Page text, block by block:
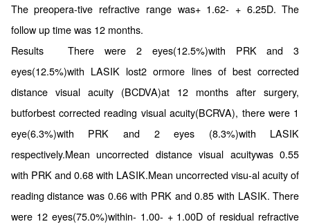
The preopera-tive refractive range was+ 1.62- + 6.25D. The
follow up time was 12 months.
Results There were 2 eyes(12.5%)with PRK and 3
eyes(12.5%)with LASIK lost2 ormore lines of best corrected
distance visual acuity (BCDVA)at 12 months after surgery,
butforbest corrected reading visual acuity(BCRVA), there were 1
eye(6.3%)with PRK and 2 eyes (8.3%)with LASIK
respectively.Mean uncorrected distance visual acuitywas 0.55
with PRK and 0.68 with LASIK.Mean uncorrected visu-al acuity of
reading distance was 0.66 with PRK and 0.85 with LASIK. There
were 12 eyes(75.0%)within- 1.00- + 1.00D of residual refractive